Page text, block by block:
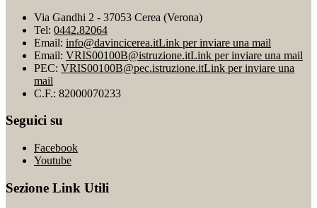
Via Gandhi 2 - 37053 Cerea (Verona)
Tel: 0442.82064
Email: info@davincicerea.itLink per inviare una mail
Email: VRIS00100B@istruzione.itLink per inviare una mail
PEC: VRIS00100B@pec.istruzione.itLink per inviare una
mail
C.F.: 82000070233
Seguici su
Facebook
Youtube
Sezione Link Utili